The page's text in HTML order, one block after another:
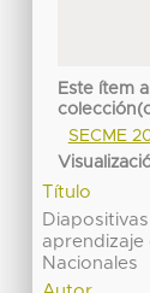
Este ítem
SECME
Título
aprendizaje
Nacionales